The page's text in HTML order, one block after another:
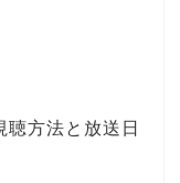
方法と放送日